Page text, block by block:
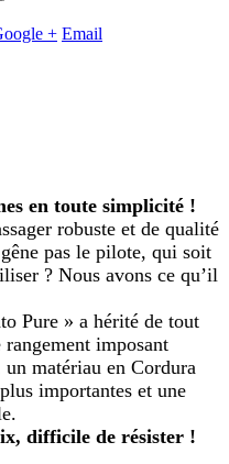
+ Email
en toute simplicité !
robuste et de qualité
pas le pilote, qui soit
? Nous avons ce qu’il
Pure » a hérité de tout
imposant
matériau en Cordura
importantes et une
difficile de résister !